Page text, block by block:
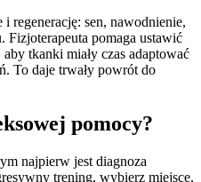
regenerację: sen, nawodnienie,
Fizjoterapeuta pomaga ustawić
tkanki miały czas adaptować
To daje trwały powrót do
pomocy?
najpierw jest diagnoza
trening, wybierz miejsce,